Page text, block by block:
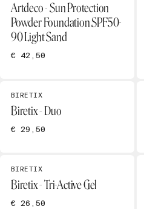
Artdeco - Sun Protection
Powder Foundation SPF50-
90 Light Sand
€ 42,50
BIRETIX
Biretix - Duo
€ 29,50
BIRETIX
Biretix - Tri-Active Gel
€ 26,50